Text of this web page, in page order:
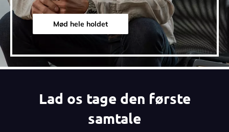
Mød hele holdet
Lad os tage den første
samtale